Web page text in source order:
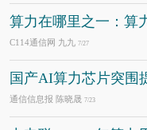
算力在哪里之一：算
C114通信网 九九 7/27
国产AI算力芯片突围
通信信息报 陈晓晟 7/23